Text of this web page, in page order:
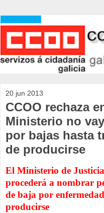
20 jun 2013
CCOO rechaza
Ministerio no
por bajas hasta
de producirse
El Ministerio de
procederá a nombrar
de baja por enfermedad
producirse